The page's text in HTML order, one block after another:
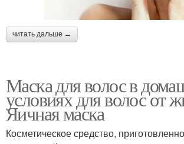
читать дальше →
Маска для волос в
условиях для волос от
Яичная маска
Косметическое средство,